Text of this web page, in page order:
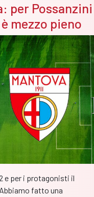
al
microscopio
per Possanzini
mezzo pieno
e per i protagonisti il
fatto una